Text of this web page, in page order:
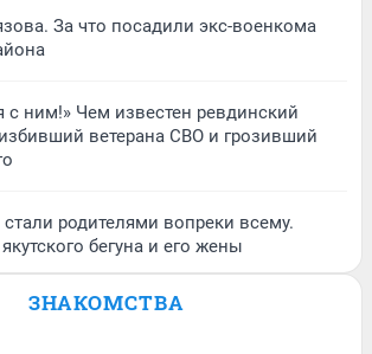
За что посадили экс-военкома
с ним!» Чем известен ревдинский
ветерана СВО и грозивший
родителями вопреки всему.
бегуна и его жены
ЗНАКОМСТВА